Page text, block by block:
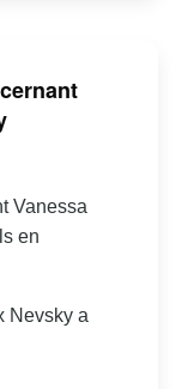
Vanessa
en
Nevsky a